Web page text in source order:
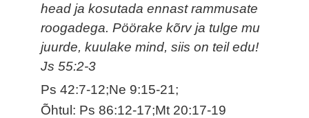
head ja kosutada ennast rammusate
roogadega. Pöörake kõrv ja tulge mu
juurde, kuulake mind, siis on teil edu!
Js 55:2-3
Ps 42:7-12;Ne 9:15-21;
Õhtul: Ps 86:12-17;Mt 20:17-19